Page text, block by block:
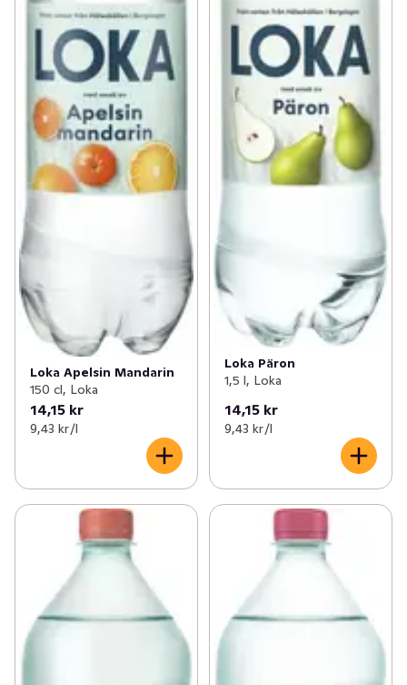
Loka Apelsin Mandarin
150 cl, Loka
14,15 kr
9,43 kr /l
Loka Päron
1,5 l, Loka
14,15 kr
9,43 kr /l